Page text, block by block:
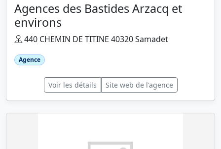
Agences des Bastides Arzacq et
environs
440 CHEMIN DE TITINE 40320 Samadet
Agence
Voir les détails Site web de l'agence